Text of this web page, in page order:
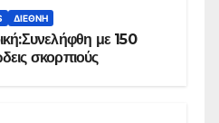
ΔΙΕΘΝΉ
με 150
σκορπιούς